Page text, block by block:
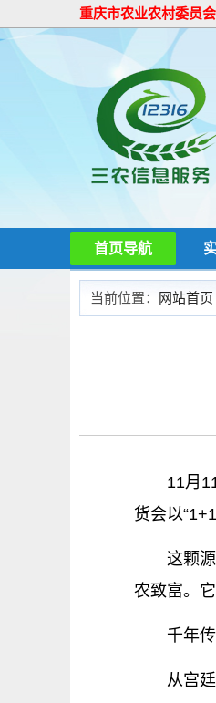
重庆市农业农村委员会
首页导航
当前位置： 网站首页
11月
货会以
这颗
农致富。
千年传
从宫